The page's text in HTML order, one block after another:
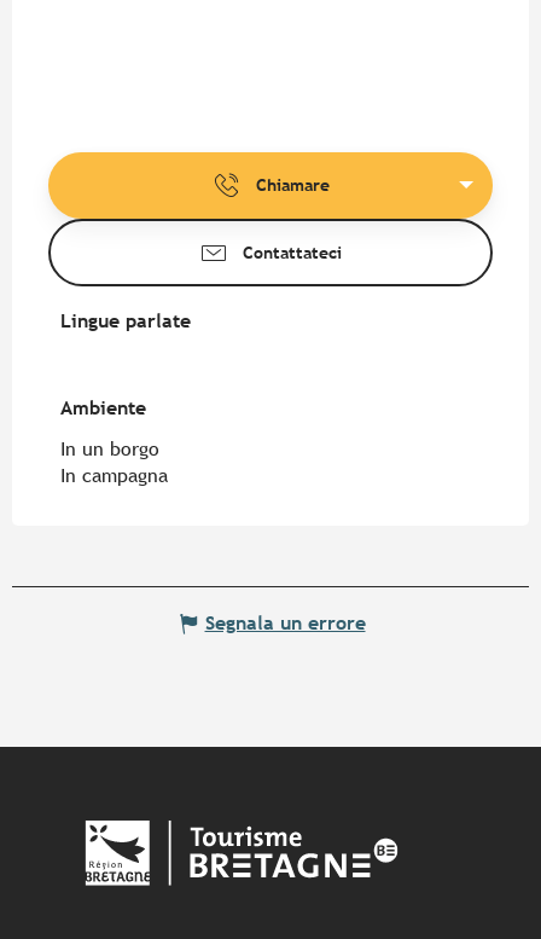
Chiamare
Contattateci
Lingue parlate
Lingue parlate
Ambiente
Ambiente
In un borgo
In campagna
Segnala un errore